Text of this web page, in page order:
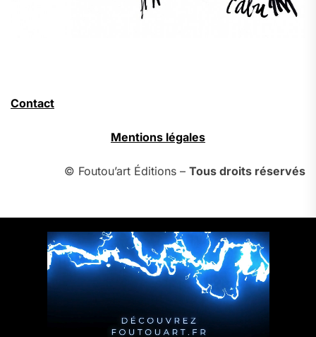
Contact
Mentions légales
© Foutou’art Éditions – Tous droits réservés